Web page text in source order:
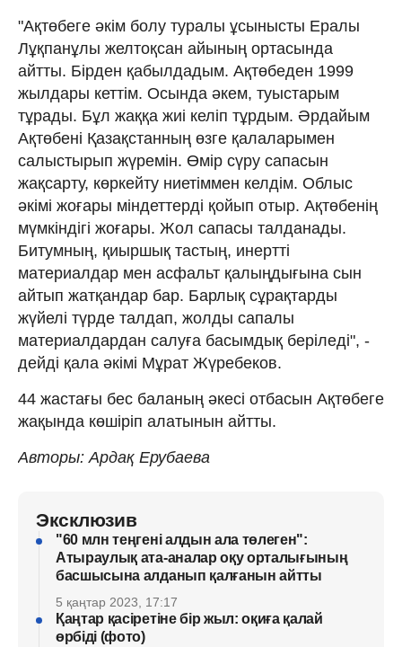
"Ақтөбеге әкім болу туралы ұсынысты Ералы
Лұқпанұлы желтоқсан айының ортасында
айтты. Бірден қабылдадым. Ақтөбеден 1999
жылдары кеттім. Осында әкем, туыстарым
тұрады. Бұл жаққа жиі келіп тұрдым. Әрдайым
Ақтөбені Қазақстанның өзге қалаларымен
салыстырып жүремін. Өмір сүру сапасын
жақсарту, көркейту ниетіммен келдім. Облыс
әкімі жоғары міндеттерді қойып отыр. Ақтөбенің
мүмкіндігі жоғары. Жол сапасы талданады.
Битумның, қиыршық тастың, инертті
материалдар мен асфальт қалыңдығына сын
айтып жатқандар бар. Барлық сұрақтарды
жүйелі түрде талдап, жолды сапалы
материалдардан салуға басымдық беріледі", -
дейді қала әкімі Мұрат Жүребеков.
44 жастағы бес баланың әкесі отбасын Ақтөбеге
жақында көшіріп алатынын айтты.
Авторы: Ардақ Ерубаева
Эксклюзив
"60 млн теңгені алдын ала төлеген":
Атыраулық ата-аналар оқу орталығының
басшысына алданып қалғанын айтты
5 қаңтар 2023, 17:17
Қаңтар қасіретіне бір жыл: оқиға қалай
өрбіді (фото)